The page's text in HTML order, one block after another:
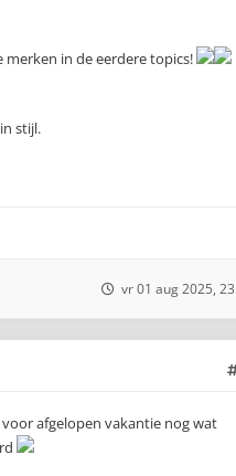
merken in de eerdere topics!
stijl.
vr 01 aug 2025,
afgelopen vakantie nog wat